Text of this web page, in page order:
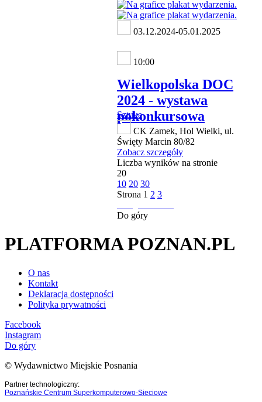
03.12.2024-05.01.2025
10:00
Wielkopolska DOC
2024 - wystawa
pokonkursowa
Sztuka
CK Zamek, Hol Wielki, ul.
Święty Marcin 80/82
Zobacz szczegóły
Liczba wyników na stronie
20
10 20 30
Strona 1 2 3
Do góry
PLATFORMA POZNAN.PL
O nas
Kontakt
Deklaracja dostępności
Polityka prywatności
Facebook
Instagram
Do góry
© Wydawnictwo Miejskie Posnania
Partner technologiczny:
Poznańskie Centrum Superkomputerowo-Sieciowe